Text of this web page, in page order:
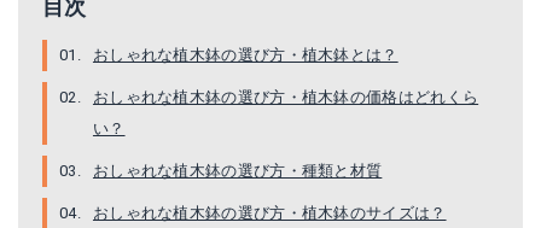
目次
おしゃれな植木鉢の選び方・植木鉢とは？
おしゃれな植木鉢の選び方・植木鉢の価格はどれくら
い？
おしゃれな植木鉢の選び方・種類と材質
おしゃれな植木鉢の選び方・植木鉢のサイズは？